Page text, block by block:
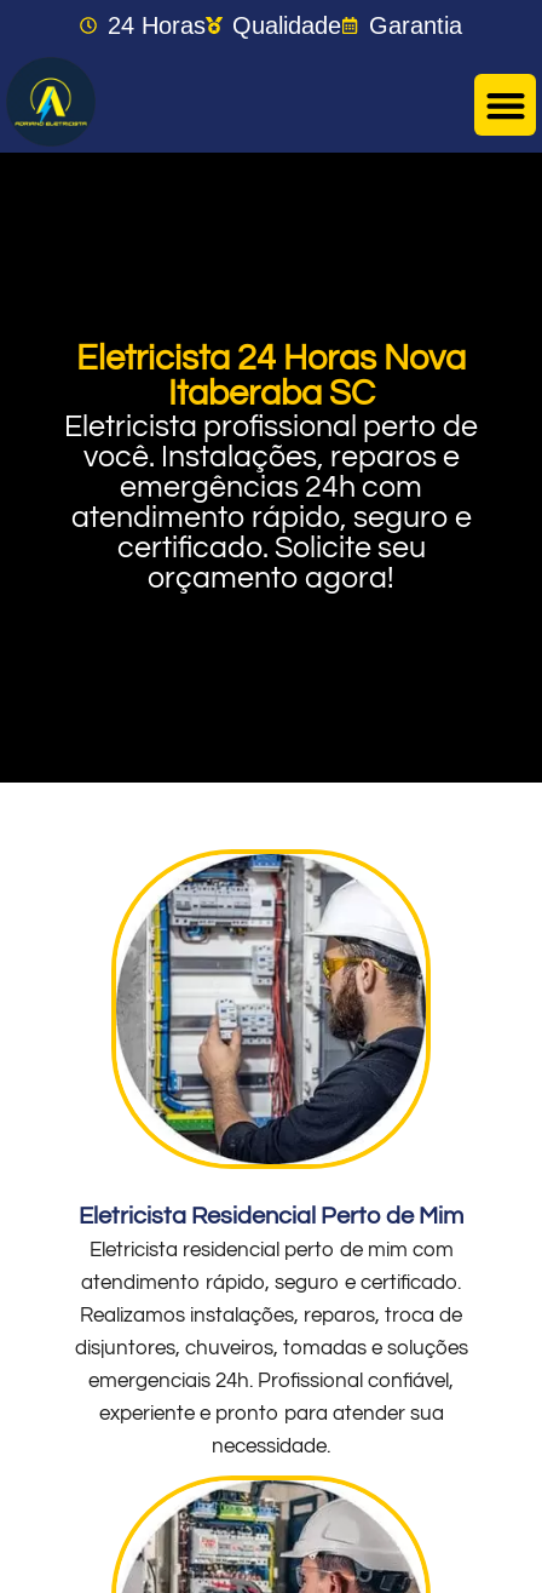
24 Horas Qualidade Garantia
Eletricista 24 Horas Nova
Itaberaba SC
Eletricista profissional perto de
você. Instalações, reparos e
emergências 24h com
atendimento rápido, seguro e
certificado. Solicite seu
orçamento agora!
Eletricista Residencial Perto de Mim
Eletricista residencial perto de mim com
atendimento rápido, seguro e certificado.
Realizamos instalações, reparos, troca de
disjuntores, chuveiros, tomadas e soluções
emergenciais 24h. Profissional confiável,
experiente e pronto para atender sua
necessidade.